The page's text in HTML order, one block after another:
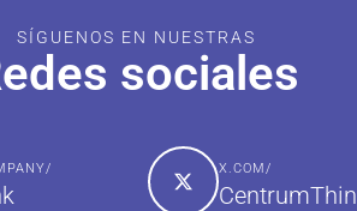
SÍGUENOS EN NUESTRAS
sociales
X.COM/